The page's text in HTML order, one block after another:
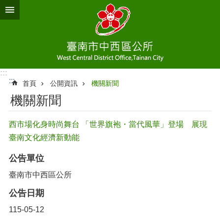
跳到主要內容區塊
:::
:::
首頁 公開資訊 機關新聞
機關新聞
西市場化身時尚舞台 「世界旗袍・當代風華」登場 展現
臺南文化經濟新動能
公告單位
臺南市中西區公所
公告日期
115-05-12